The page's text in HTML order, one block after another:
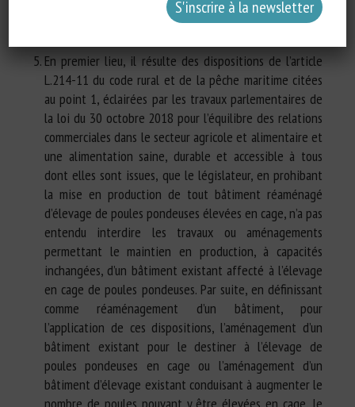
En premier lieu, il résulte des dispositions de l’article
L.214-11 du code rural et de la pêche maritime citées
au point 1, éclairées par les travaux parlementaires de
la loi du 30 octobre 2018 pour l’équilibre des relations
commerciales dans le secteur agricole et alimentaire et
une alimentation saine, durable et accessible à tous
dont elles sont issues, que le législateur, en prohibant
la mise en production de tout bâtiment réaménagé
d’élevage de poules pondeuses élevées en cage, n’a pas
entendu interdire les travaux ou aménagements
permettant le maintien en production, à capacités
inchangées, d’un bâtiment existant affecté à l’élevage
en cage de poules pondeuses. Par suite, en définissant
comme réaménagement d’un bâtiment, pour
l’application de ces dispositions, l’aménagement d’un
bâtiment existant pour le destiner à l’élevage de
poules pondeuses en cage ou l’aménagement d’un
bâtiment d’élevage existant conduisant à augmenter le